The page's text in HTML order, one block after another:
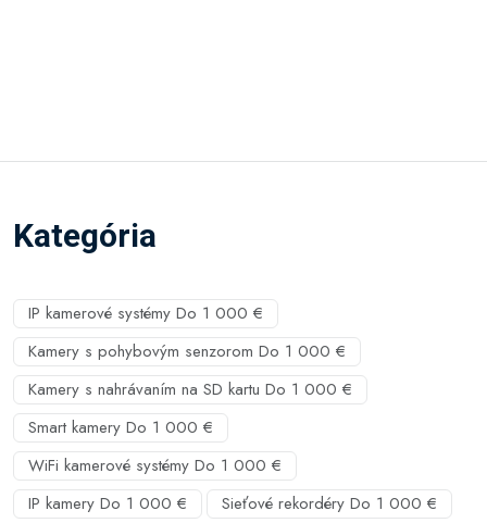
Kategória
IP kamerové systémy Do 1 000 €
Kamery s pohybovým senzorom Do 1 000 €
Kamery s nahrávaním na SD kartu Do 1 000 €
Smart kamery Do 1 000 €
WiFi kamerové systémy Do 1 000 €
IP kamery Do 1 000 €
Sieťové rekordéry Do 1 000 €